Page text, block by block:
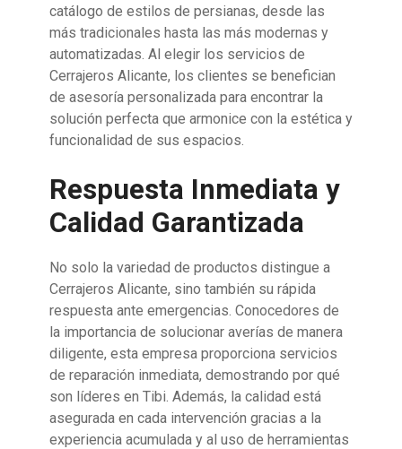
catálogo de estilos de persianas, desde las
más tradicionales hasta las más modernas y
automatizadas. Al elegir los servicios de
Cerrajeros Alicante, los clientes se benefician
de asesoría personalizada para encontrar la
solución perfecta que armonice con la estética y
funcionalidad de sus espacios.
Respuesta Inmediata y
Calidad Garantizada
No solo la variedad de productos distingue a
Cerrajeros Alicante, sino también su rápida
respuesta ante emergencias. Conocedores de
la importancia de solucionar averías de manera
diligente, esta empresa proporciona servicios
de reparación inmediata, demostrando por qué
son líderes en Tibi. Además, la calidad está
asegurada en cada intervención gracias a la
experiencia acumulada y al uso de herramientas